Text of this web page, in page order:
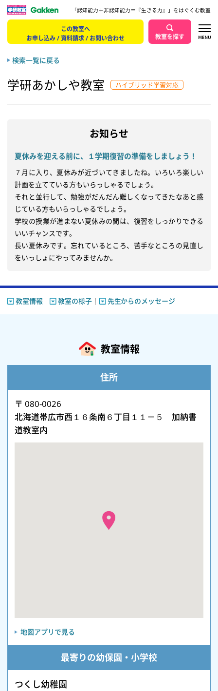
「認知能力＋非認知能力＝『生きる力』」をはぐくむ教室
この教室へ
お申し込み / 資料請求 / お問い合わせ
教室を探す
検索一覧に戻る
学研あかしや教室 ハイブリッド学習対応
お知らせ
夏休みを迎える前に、１学期復習の準備をしましょう！
７月に入り、夏休みが近づいてきましたね。いろいろ楽しい
計画を立てている方もいらっしゃるでしょう。
それと並行して、勉強がだんだん難しくなってきたなあと感
じている方もいらっしゃるでしょう。
学校の授業が進まない夏休みの間は、復習をしっかりできる
いいチャンスです。
長い夏休みです。忘れているところ、苦手なところの見直し
教室情報 教室の様子 先生からのメッセージ
教室情報
住所
〒 080-0026
北海道帯広市西１６条南６丁目１１－５ 加納書
道教室内
地図アプリで見る
最寄りの幼保園・小学校
つくし幼稚園